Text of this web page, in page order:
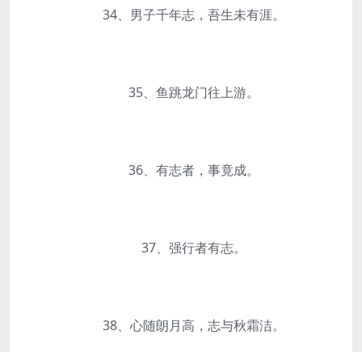
34、男子千年志，吾生未有涯。
35、鱼跳龙门往上游。
36、有志者，事竟成。
37、强行者有志。
38、心随朗月高，志与秋霜洁。